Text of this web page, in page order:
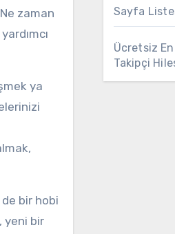
zaman
ya
de bir hobi
, yeni bir
Sayfa
Ücretsiz
Takipçi